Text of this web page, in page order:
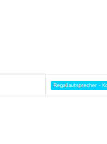
Regallautsprecher -